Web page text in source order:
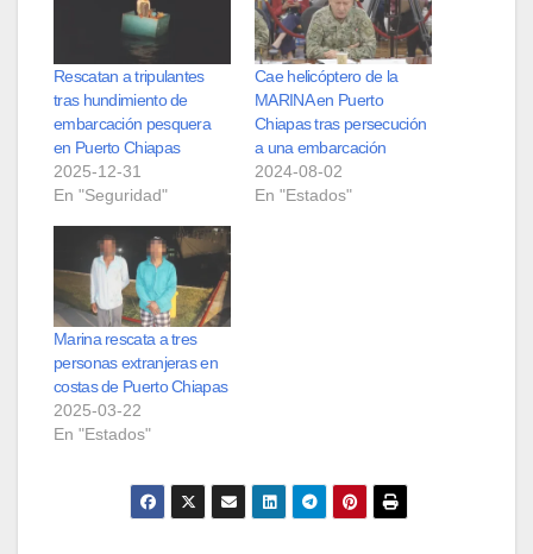
Rescatan a tripulantes
tras hundimiento de
embarcación pesquera
en Puerto Chiapas
2025-12-31
En "Seguridad"
Cae helicóptero de la
MARINA en Puerto
Chiapas tras persecución
a una embarcación
2024-08-02
En "Estados"
Marina rescata a tres
personas extranjeras en
costas de Puerto Chiapas
2025-03-22
En "Estados"